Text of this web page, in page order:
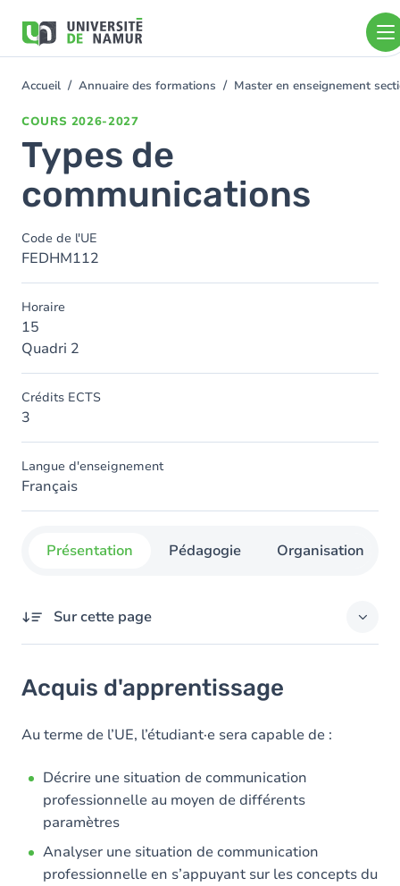
contenu
You
Accueil Annuaire des formations Master en enseignement
COURS 2026-2027
Types de
communications
Code de l'UE
FEDHM112
Horaire
15
Quadri 2
Crédits ECTS
3
Langue d'enseignement
Français
Présentation Pédagogie Organisation
Sur cette page
Objectifs
Contenu
Table des matières
Exercices
Acquis d'apprentissage
Au terme de l’UE, l’étudiant·e sera capable de :
Décrire une situation de communication
professionnelle au moyen de différents
paramètres
Analyser une situation de communication
professionnelle en s’appuyant sur les concepts du